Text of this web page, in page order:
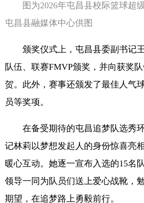
图为2026年屯昌县校际篮球超
屯昌县融媒体中心供图
颁奖仪式上，屯昌县委副书记
队伍、联赛FMVP颁奖，并向获奖
贺。此外，赛事还颁发了最佳人气
员等奖项。
在备受期待的屯昌追梦队选秀
记林莉以梦想发起人的身份惊喜亮
暖心互动。她逐一宣布入选的15名
领导一同为队员们送上爱心战靴，
期望，在追梦路上勇毅前行。